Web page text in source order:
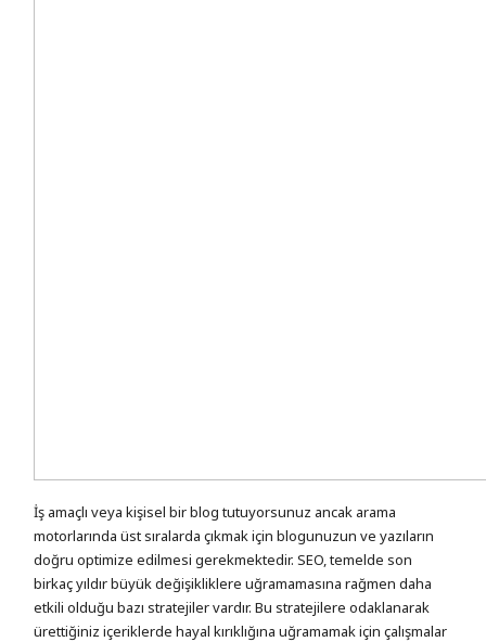
İş amaçlı veya kişisel bir blog tutuyorsunuz ancak arama
motorlarında üst sıralarda çıkmak için blogunuzun ve yazıların
doğru optimize edilmesi gerekmektedir. SEO, temelde son
birkaç yıldır büyük değişikliklere uğramamasına rağmen daha
etkili olduğu bazı stratejiler vardır. Bu stratejilere odaklanarak
ürettiğiniz içeriklerde hayal kırıklığına uğramamak için çalışmalar